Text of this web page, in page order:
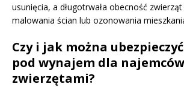
usunięcia, a długotrwała obecność
malowania ścian lub ozonowania
Czy i jak można
pod wynajem dla
zwierzętami?